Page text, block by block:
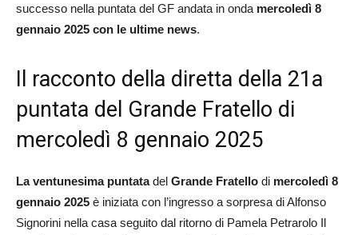
successo nella puntata del GF andata in onda mercoledì 8
gennaio 2025 con le ultime news.
Il racconto della diretta della 21a
puntata del Grande Fratello di
mercoledì 8 gennaio 2025
La ventunesima puntatadel Grande Fratello di mercoledì 8
gennaio 2025 è iniziata con l’ingresso a sorpresa di Alfonso
Signorini nella casa seguito dal ritorno di Pamela Petrarolo Il